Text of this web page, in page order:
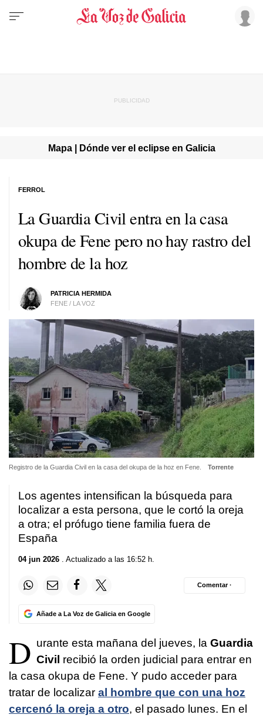
Mapa | Dónde ver el eclipse en Galicia
La Guardia Civil entra en la casa
okupa de Fene pero no hay rastro del
hombre de la hoz
PATRICIA HERMIDA
FENE / LA VOZ
FERROL
Registro de la Guardia Civil en la casa del okupa de la hoz en Fene. Torrente
Los agentes intensifican la búsqueda para
localizar a esta persona, que le cortó la oreja
a otra; el prófugo tiene familia fuera de
España
04 jun 2026 . Actualizado a las 16:52 h.
Añade a La Voz de Galicia en Google
Comentar ·
D urante esta mañana del jueves, la Guardia
Civil recibió la orden judicial para entrar en
la casa okupa de Fene. Y pudo acceder para
tratar de localizar al hombre que con una hoz
cercenó la oreja a otro, el pasado lunes. En el